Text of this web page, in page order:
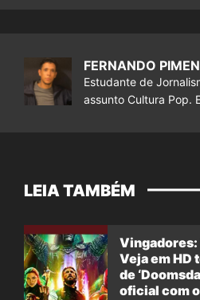
FERNANDO
Estudante de
assunto Cultura Pop.
LEIA TAMBÉM
Vingadores:
Veja em HD
de
oficial com